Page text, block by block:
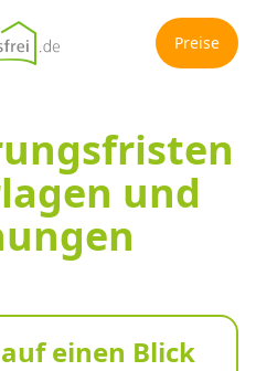
Preise
und
einen Blick